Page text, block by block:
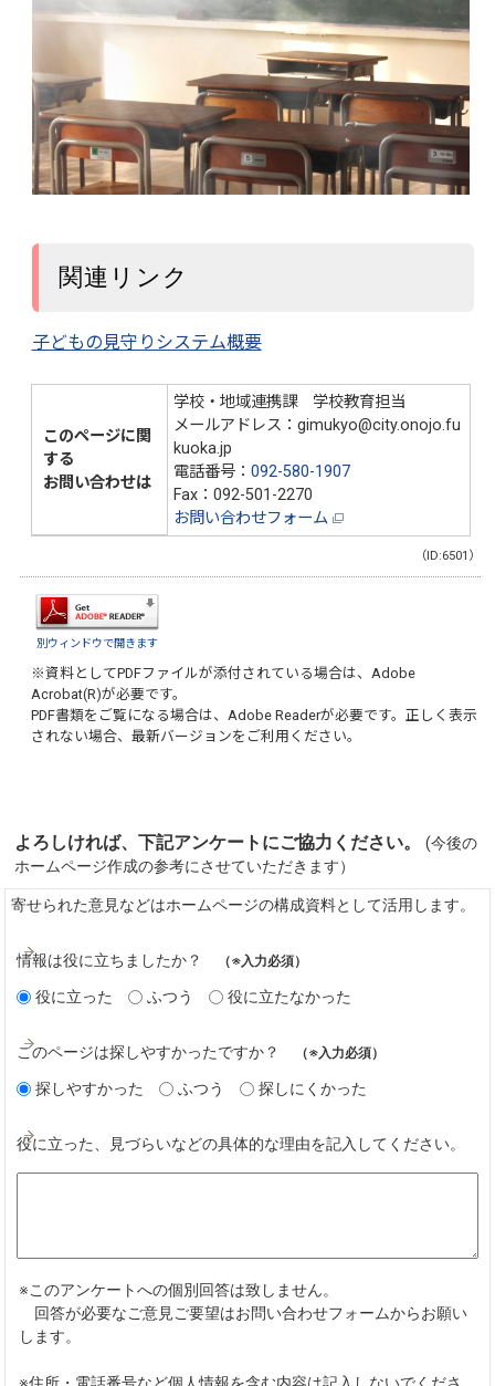
関連リンク
子どもの見守りシステム概要
このページに関
する
お問い合わせは
学校・地域連携課 学校教育担当
メールアドレス：gimukyo@city.onojo.fu
kuoka.jp
電話番号： 092-580-1907
Fax：092-501-2270
お問い合わせフォーム
（ID:6501）
別ウィンドウで開きます
※資料としてPDFファイルが添付されている場合は、 Adobe
Acrobat(R)が必要です。
PDF書類をご覧になる場合は、 Adobe Readerが必要です。正しく表示
されない場合、最新バージョンをご利用ください。